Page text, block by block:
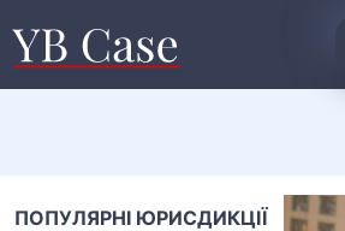
ПОПУЛЯРНІ ЮРИСДИКЦІЇ